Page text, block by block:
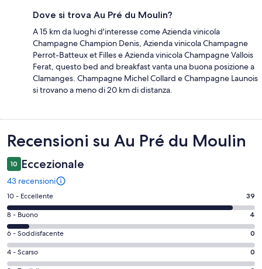
Dove si trova Au Pré du Moulin?
A 15 km da luoghi d'interesse come Azienda vinicola
Champagne Champion Denis, Azienda vinicola Champagne
Perrot-Batteux et Filles e Azienda vinicola Champagne Vallois
Ferat, questo bed and breakfast vanta una buona posizione a
Clamanges. Champagne Michel Collard e Champagne Launois
si trovano a meno di 20 km di distanza.
Recensioni
Recensioni su Au Pré du Moulin
10 Eccezionale
43 recensioni
Valutazione
di
10
-
Eccellente.
39
10 - Eccellente 39
Valutazione
di
8
-
Buono.
8 - Buono 4
Valutazione
di
6
6 - Soddisfacente 0
Valutazione
di
4 - Scarso 0